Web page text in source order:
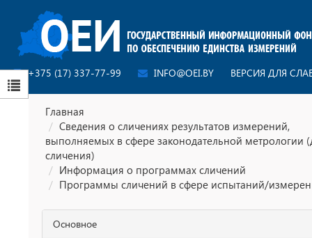
+375 (17) 337-77-99 INFO@OEI.BY ВЕРСИЯ ДЛЯ
Главная
Сведения о сличениях результатов измерений,
выполняемых в сфере законодательной метрологии
сличения)
Информация о программах сличений
Программы сличений в сфере испытаний/
Основное